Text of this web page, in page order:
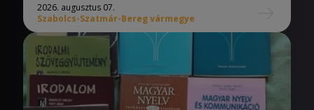
2026. augusztus 07.
Szabolcs-Szatmár-Bereg vármegye